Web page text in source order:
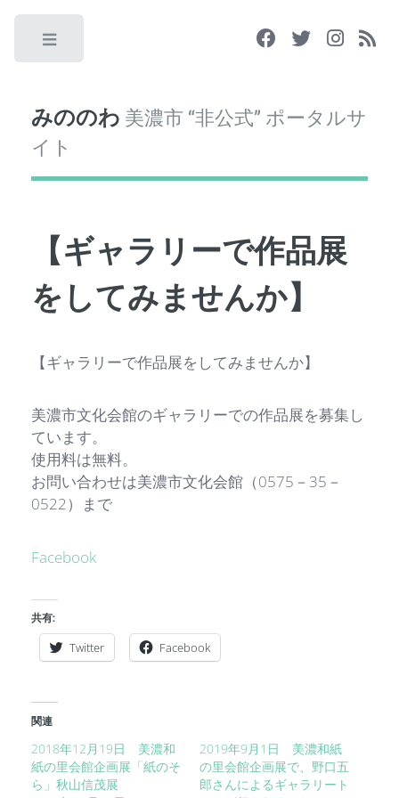
みののわ 美濃市 “非公式” ポータルサ
イト
【ギャラリーで作品展
をしてみませんか】
【ギャラリーで作品展をしてみませんか】
美濃市文化会館のギャラリーでの作品展を募集し
ています。
使用料は無料。
お問い合わせは美濃市文化会館（0575－35－
0522）まで
Facebook
共有:
Twitter Facebook
関連
2018年12月19日 美濃和
紙の里会館企画展「紙のそ
ら」秋山信茂展
2019年9月1日 美濃和紙
の里会館企画展で、野口五
郎さんによるギャラリート
Toggle